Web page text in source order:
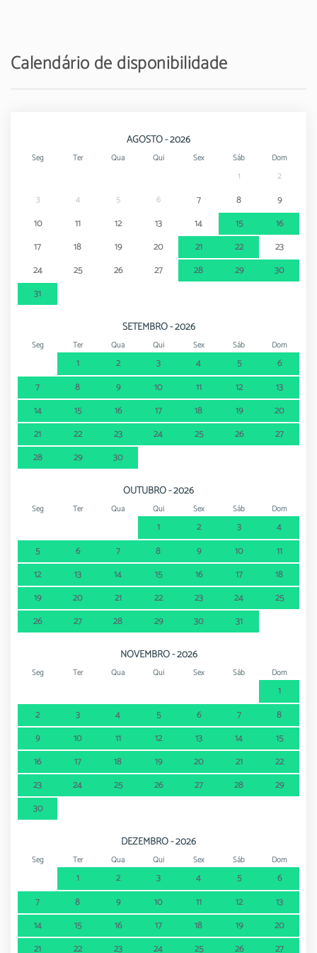
Calendário de disponibilidade
AGOSTO - 2026
Seg Ter Qua Qui Sex Sáb Dom
1
2
3
4 5 6 7 8
9
10
11 12 13 14 15
16
17
18 19 20 21 22
23
24
25 26 27 28 29
30
31
SETEMBRO - 2026
Seg Ter Qua Qui Sex Sáb Dom
1 2 3 4 5
6
7
8 9 10 11 12
13
14
15 16 17 18 19
20
21
22 23 24 25 26
27
28
29 30
OUTUBRO - 2026
Seg Ter Qua Qui Sex Sáb Dom
1 2 3
4
5
6 7 8 9 10
11
12
13 14 15 16 17
18
19
20 21 22 23 24
25
26
27 28 29 30 31
NOVEMBRO - 2026
Seg Ter Qua Qui Sex Sáb Dom
1
2
3 4 5 6 7
8
9
10 11 12 13 14
15
16
17 18 19 20 21
22
23
24 25 26 27 28
29
30
DEZEMBRO - 2026
Seg Ter Qua Qui Sex Sáb Dom
1 2 3 4 5
6
7
8 9 10 11 12
13
14
15 16 17 18 19
20
21
22 23 24 25 26 27